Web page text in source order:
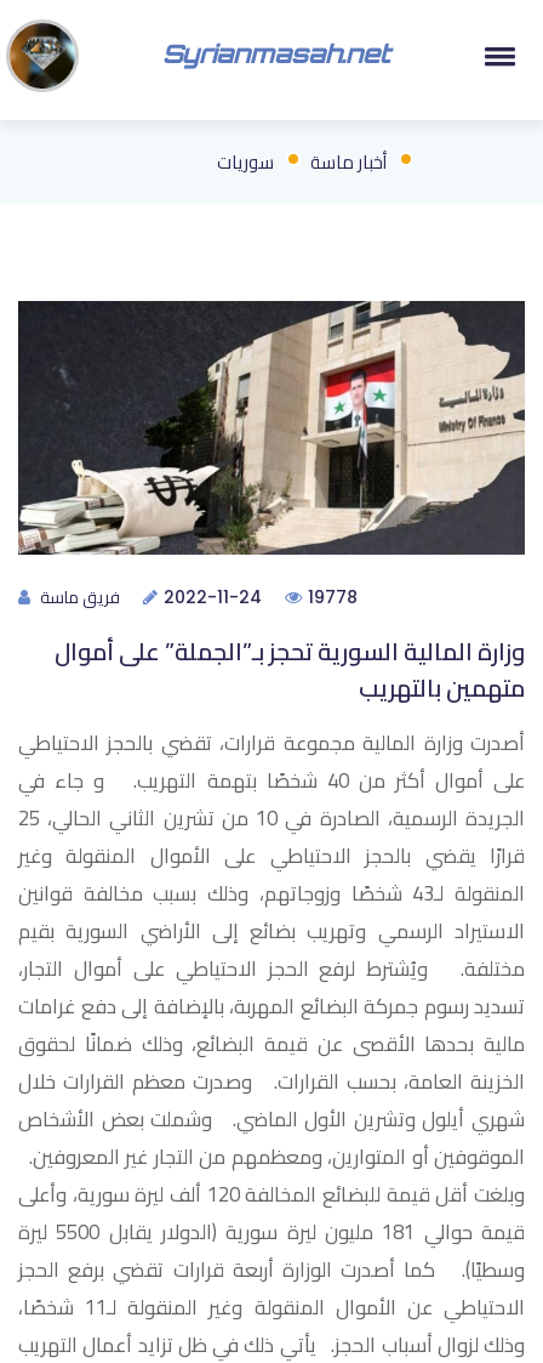
Syrianmasah.net
أخبار ماسة سوريات
فريق ماسة 2022-11-24 19778
وزارة المالية السورية تحجز بـ”الجملة” على أموال
متهمين بالتهريب
أصدرت وزارة المالية مجموعة قرارات، تقضي بالحجز الاحتياطي
على أموال أكثر من 40 شخصًا بتهمة التهريب. و جاء في
الجريدة الرسمية، الصادرة في 10 من تشرين الثاني الحالي، 25
قرارًا يقضي بالحجز الاحتياطي على الأموال المنقولة وغير
المنقولة لـ43 شخصًا وزوجاتهم، وذلك بسبب مخالفة قوانين
الاستيراد الرسمي وتهريب بضائع إلى الأراضي السورية بقيم
مختلفة. ويُشترط لرفع الحجز الاحتياطي على أموال التجار،
تسديد رسوم جمركة البضائع المهربة، بالإضافة إلى دفع غرامات
مالية بحدها الأقصى عن قيمة البضائع، وذلك ضمانًا لحقوق
الخزينة العامة، بحسب القرارات. وصدرت معظم القرارات خلال
شهري أيلول وتشرين الأول الماضي. وشملت بعض الأشخاص
الموقوفين أو المتوارين، ومعظمهم من التجار غير المعروفين.
وبلغت أقل قيمة للبضائع المخالفة 120 ألف ليرة سورية، وأعلى
قيمة حوالي 181 مليون ليرة سورية (الدولار يقابل 5500 ليرة
وسطيًا). كما أصدرت الوزارة أربعة قرارات تقضي برفع الحجز
الاحتياطي عن الأموال المنقولة وغير المنقولة لـ11 شخصًا،
وذلك لزوال أسباب الحجز. يأتي ذلك في ظل تزايد أعمال التهريب